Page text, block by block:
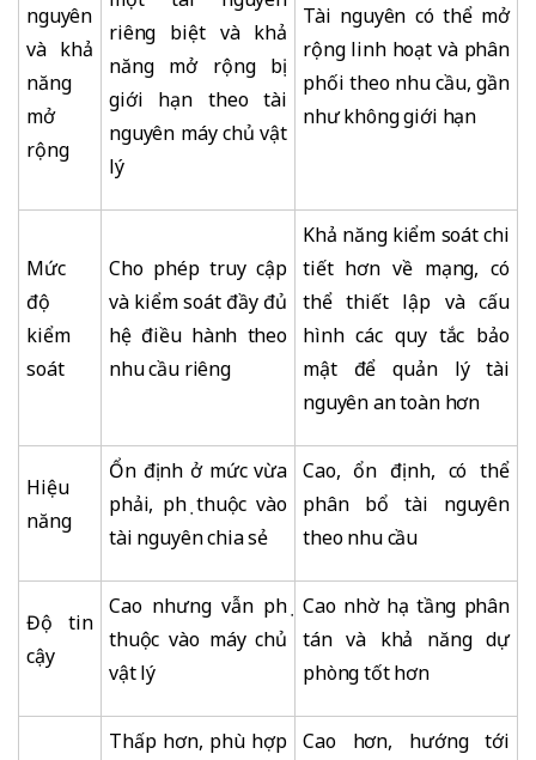
nguyên
và khả
năng
mở
rộng
riêng biệt và khả
năng mở rộng bị
giới hạn theo tài
nguyên máy chủ vật
lý
Tài nguyên có thể mở
rộng linh hoạt và phân
phối theo nhu cầu, gần
như không giới hạn
Mức
độ
kiểm
soát
Cho phép truy cập
và kiểm soát đầy đủ
hệ điều hành theo
nhu cầu riêng
Khả năng kiểm soát chi
tiết hơn về mạng, có
thể thiết lập và cấu
hình các quy tắc bảo
mật để quản lý tài
nguyên an toàn hơn
Hiệu
năng
Ổn định ở mức vừa
phải, phụ thuộc vào
tài nguyên chia sẻ
Cao, ổn định, có thể
phân bổ tài nguyên
theo nhu cầu
Độ tin
cậy
Cao nhưng vẫn phụ
thuộc vào máy chủ
vật lý
Cao nhờ hạ tầng phân
tán và khả năng dự
phòng tốt hơn
Thấp hơn, phù hợp Cao hơn, hướng tới